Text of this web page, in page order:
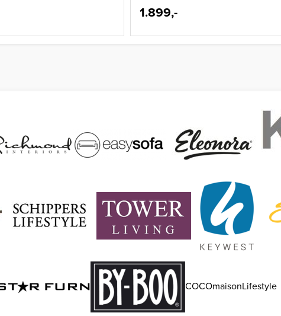
1.899,-
COCOmaisonLifestyle